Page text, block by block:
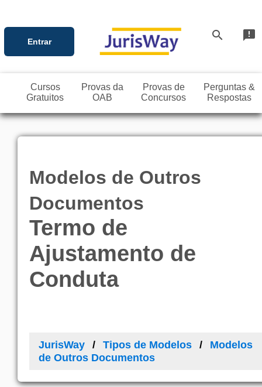
Entrar search announcement
Cursos
Gratuitos
Provas da
OAB
Provas de
Concursos
Perguntas &
Respostas
Modelos de Outros
Documentos
Termo de
Ajustamento de
Conduta
JurisWay Tipos de Modelos
Modelos
de Outros Documentos